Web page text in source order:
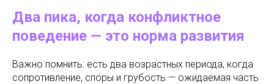
Два пика, когда конфликтное
поведение — это норма развития
Важно помнить: есть два возрастных периода, когда
сопротивление, споры и грубость — ожидаемая часть